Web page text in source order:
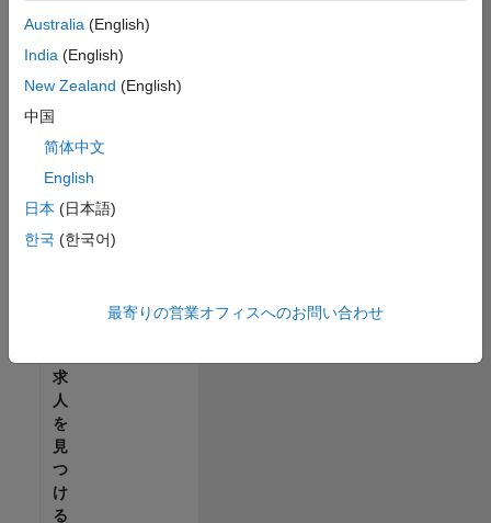
い
ま
せ
ご
希
望
地
域
求
人
を
見
つ
け
る
Australia (English)
India (English)
New Zealand (English)
中国
简体中文
English
日本 (日本語)
한국 (한국어)
最寄りの営業オフィスへのお問い合わせ